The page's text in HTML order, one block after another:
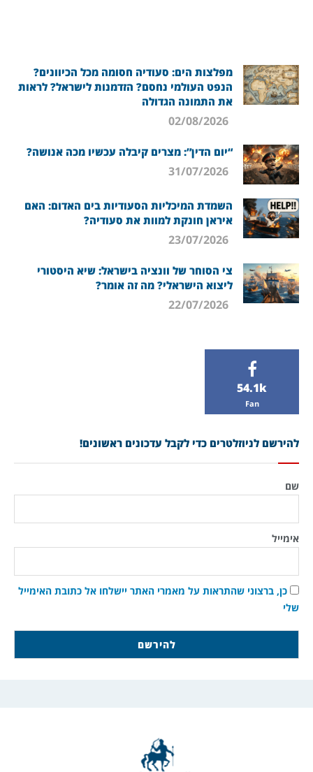
מפלצות הים: סעודיה חסומה מכל הכיוונים?
הנפט העולמי נחסם? הזדמנות לישראל? לראות
את התמונה הגדולה
“יום הדין”: מצרים קיבלה עכשיו מכה אנושה?
השמדת המיכליות הסעודיות בים האדום: האם
איראן חונקת למוות את סעודיה?
צי הסוחר של וונציה בישראל: שיא היסטורי
ליצוא הישראלי? מה זה אומר?
54.1k
Fan
להירשם לניוזלטרים כדי לקבל עדכונים ראשונים!
שם
אימייל
כן, ברצוני שהתראות על מאמרי האתר יישלחו אל כתובת האימייל
שלי